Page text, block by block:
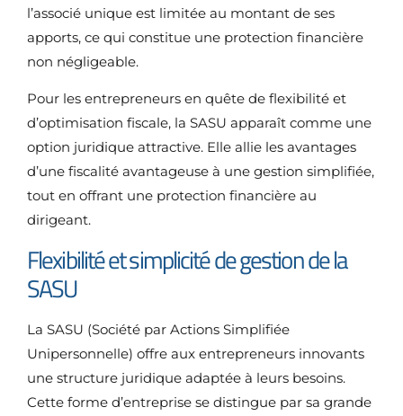
l’associé unique est limitée au montant de ses
apports, ce qui constitue une protection financière
non négligeable.
Pour les entrepreneurs en quête de flexibilité et
d’optimisation fiscale, la SASU apparaît comme une
option juridique attractive. Elle allie les avantages
d’une fiscalité avantageuse à une gestion simplifiée,
tout en offrant une protection financière au
dirigeant.
Flexibilité et simplicité de gestion de la
SASU
La SASU (Société par Actions Simplifiée
Unipersonnelle) offre aux entrepreneurs innovants
une structure juridique adaptée à leurs besoins.
Cette forme d’entreprise se distingue par sa grande